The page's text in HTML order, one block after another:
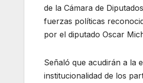
de la Cámara de
fuerzas políticas
por el diputado Oscar
Señaló que acudirán a la
institucionalidad de los